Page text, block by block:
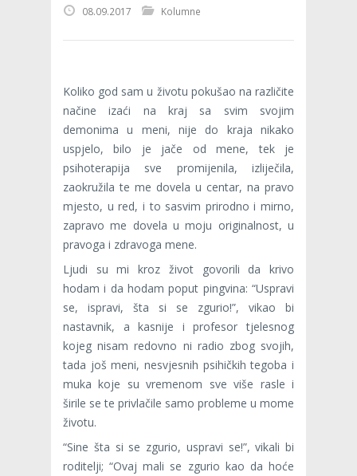
08.09.2017 Kolumne
Koliko god sam u životu pokušao na različite
načine izaći na kraj sa svim svojim
demonima u meni, nije do kraja nikako
uspjelo, bilo je jače od mene, tek je
psihoterapija sve promijenila, izliječila,
zaokružila te me dovela u centar, na pravo
mjesto, u red, i to sasvim prirodno i mirno,
zapravo me dovela u moju originalnost, u
pravoga i zdravoga mene.
Ljudi su mi kroz život govorili da krivo
hodam i da hodam poput pingvina: “Uspravi
se, ispravi, šta si se zgurio!”, vikao bi
nastavnik, a kasnije i profesor tjelesnog
kojeg nisam redovno ni radio zbog svojih,
tada još meni, nesvjesnih psihičkih tegoba i
muka koje su vremenom sve više rasle i
širile se te privlačile samo probleme u mome
životu.
“Sine šta si se zgurio, uspravi se!”, vikali bi
roditelji; “Ovaj mali se zgurio kao da hoće